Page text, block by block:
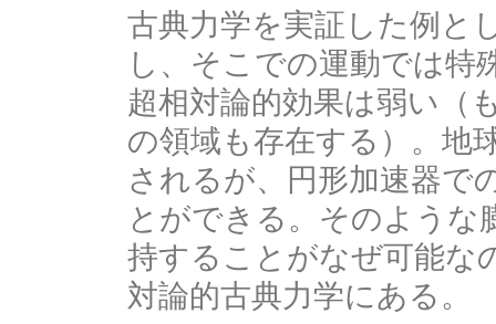
古典力学を実証した例と
し、そこでの運動では特
超相対論的効果は弱い（
の領域も存在する）。地
されるが、円形加速器で
とができる。そのような
持することがなぜ可能な
対論的古典力学にある。